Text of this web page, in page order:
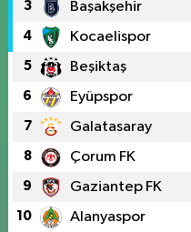
3 Başakşehir
4 Kocaelispor
5 Beşiktaş
6 Eyüpspor
7 Galatasaray
8 Çorum FK
9 Gaziantep FK
10 Alanyaspor